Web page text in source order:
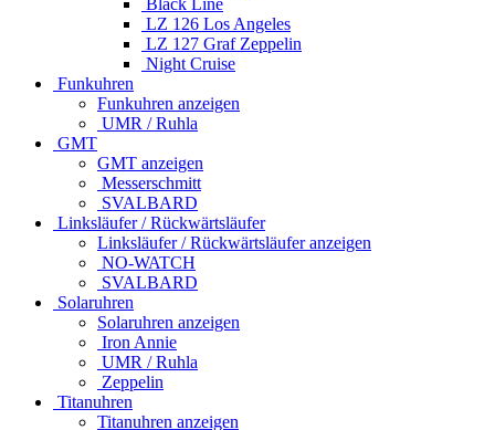
LZ 126 Los Angeles
LZ 127 Graf Zeppelin
Night Cruise
Funkuhren
Funkuhren anzeigen
UMR / Ruhla
GMT
GMT anzeigen
Messerschmitt
SVALBARD
Linksläufer / Rückwärtsläufer
Linksläufer / Rückwärtsläufer anzeigen
NO-WATCH
SVALBARD
Solaruhren
Solaruhren anzeigen
Iron Annie
UMR / Ruhla
Zeppelin
Titanuhren
Titanuhren anzeigen